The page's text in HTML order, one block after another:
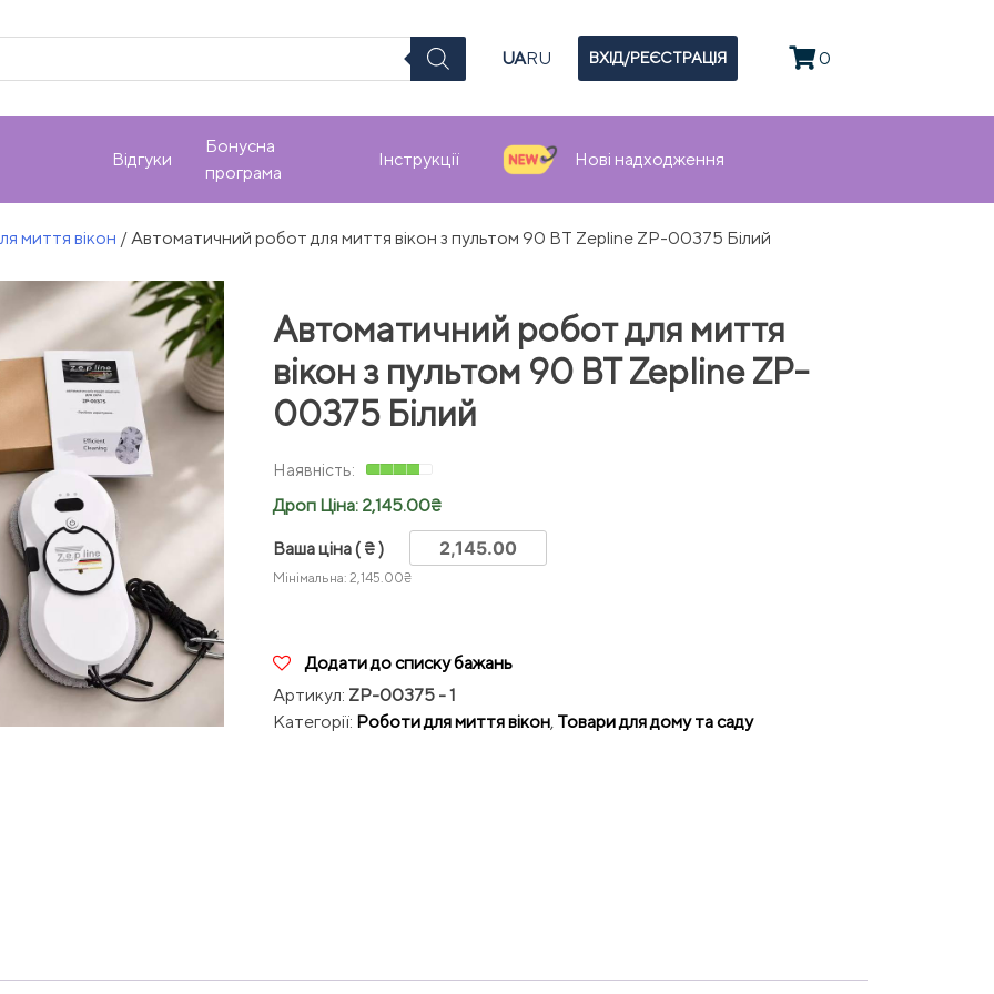
UARU ВХІД/РЕЄСТРАЦІЯ 0
Відгуки
Бонусна
програма
Інструкції Нові надходження
миття вікон / Автоматичний робот для миття вікон з пультом 90 ВТ Zepline ZP-00375 Білий
Автоматичний робот для миття
вікон з пультом 90 ВТ Zepline ZP-
00375 Білий
Дроп Ціна: 2,145.00₴
Ваша ціна( ₴ )
Мінімальна:2,145.00₴
Додати до списку бажань
Артикул: ZP-00375 - 1
Категорії: Роботи для миття вікон, Товари для дому та саду